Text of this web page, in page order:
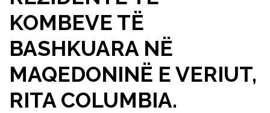
KOMBEVE TË
BASHKUARA NË
MAQEDONINË E VERIUT,
RITA COLUMBIA.